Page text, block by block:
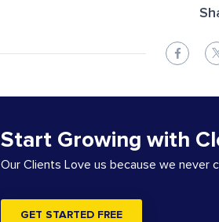
Start Growing with
Our Clients Love us because we never
GET STARTED FREE